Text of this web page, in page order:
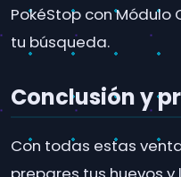
PokéStop con
tu búsqueda.
Conclusión y
Con todas estas